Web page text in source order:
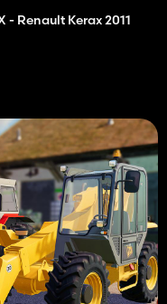
- Renault Kerax 2011